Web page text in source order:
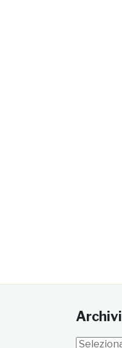
Archivi
Archivi